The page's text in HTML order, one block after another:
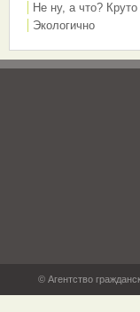
Не ну, а что?
Экологично
© Агентство